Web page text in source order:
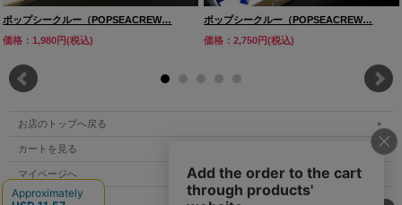
ポップシークルー（POPSEACREW…
価格：1,980円(税込)
ポップシークルー（POPSEACREW…
価格：2,750円(税込)
お店のトップへ戻る
カートを見る
マイページへ
ご利用案内